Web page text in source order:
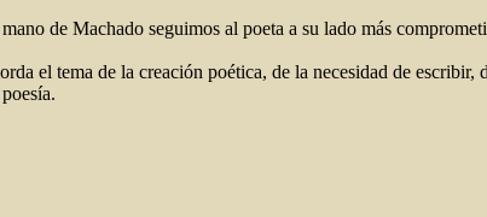
de Machado seguimos al poeta a su lado más
el tema de la creación poética, de la necesidad de